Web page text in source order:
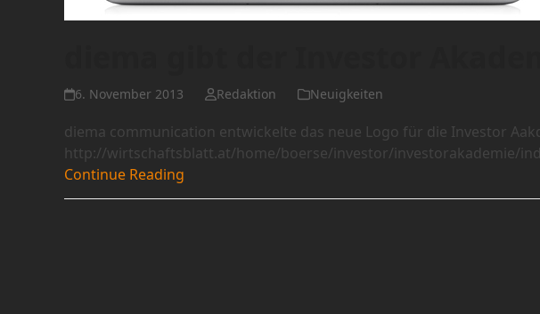
6. November 2013 Redaktion Neuigkeiten
diema communication entwickelte das neue Logo für die Investor
http://wirtschaftsblatt.at/home/boerse/investor/investorakademie/
Continue Reading